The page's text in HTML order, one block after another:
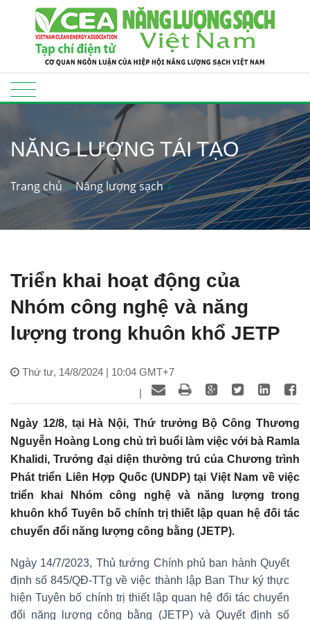
NĂNG LƯỢNG TÁI TẠO
Trang chủ Năng lượng sạch
Triển khai hoạt động của
Nhóm công nghệ và năng
lượng trong khuôn khổ JETP
Thứ tư, 14/8/2024 | 10:04 GMT+7
|
Ngày 12/8, tại Hà Nội, Thứ trưởng Bộ Công Thương
Nguyễn Hoàng Long chủ trì buổi làm việc với bà Ramla
Khalidi, Trưởng đại diện thường trú của Chương trình
Phát triển Liên Hợp Quốc (UNDP) tại Việt Nam về việc
triển khai Nhóm công nghệ và năng lượng trong
khuôn khổ Tuyên bố chính trị thiết lập quan hệ đối tác
chuyển đổi năng lượng công bằng (JETP).
Ngày 14/7/2023, Thủ tướng Chính phủ ban hành Quyết
định số 845/QĐ-TTg về việc thành lập Ban Thư ký thực
hiện Tuyên bố chính trị thiết lập quan hệ đối tác chuyển
đổi năng lượng công bằng (JETP) và Quyết định số